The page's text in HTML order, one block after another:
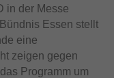
in der Messe
Essen stellt
eine
zeigen gegen
Programm um